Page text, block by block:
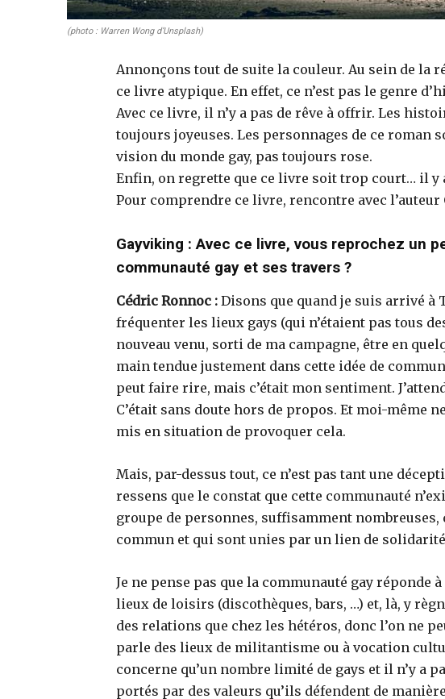
(photo : Warren Wongd’Unsplash)
Annonçons tout de suite la couleur. Au sein de la
ce livre atypique. En effet, ce n’est pas le genre
Avec ce livre, il n’y a pas de rêve à offrir. Les
toujours joyeuses. Les personnages de ce roman
vision du monde gay, pas toujours rose.
Enfin, on regrette que ce livre soit trop court… il y
Pour comprendre ce livre, rencontre avec l’auteur
Gayviking : Avec ce livre, vous reprochez un
communauté gay et ses travers ?
Cédric Ronnoc :Disons que quand je suis arrivé à
fréquenter les lieux gays (qui n’étaient pas tous
nouveau venu, sorti de ma campagne, être en
main tendue justement dans cette idée de
peut faire rire, mais c’était mon sentiment.
C’était sans doute hors de propos. Et moi-même
mis en situation de provoquer cela.
Mais, par-dessus tout, ce n’est pas tant une
ressens que le constat que cette communauté
groupe de personnes, suffisamment
commun et qui sont unies par un lien de
Je ne pense pas que la communauté gay réponde
lieux de loisirs (discothèques, bars, …) et, là, y
des relations que chez les hétéros, donc l’on ne
parle des lieux de militantisme ou à vocation
concerne qu’un nombre limité de gays et il n’y a
portés par des valeurs qu’ils défendent de